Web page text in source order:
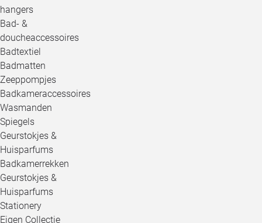
hangers
Bad- &
doucheaccessoires
Badtextiel
Badmatten
Zeeppompjes
Badkameraccessoires
Wasmanden
Spiegels
Geurstokjes &
Huisparfums
Badkamerrekken
Geurstokjes &
Huisparfums
Stationery
Eigen Collectie